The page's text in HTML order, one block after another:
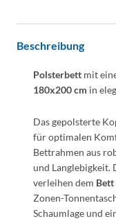
Beschreibung
Polsterbett mit
180x200 cm in
Das gepolsterte
für optimalen
Bettrahmen aus
und Langlebigkeit.
verleihen dem Bett
Zonen-
Schaumlage und